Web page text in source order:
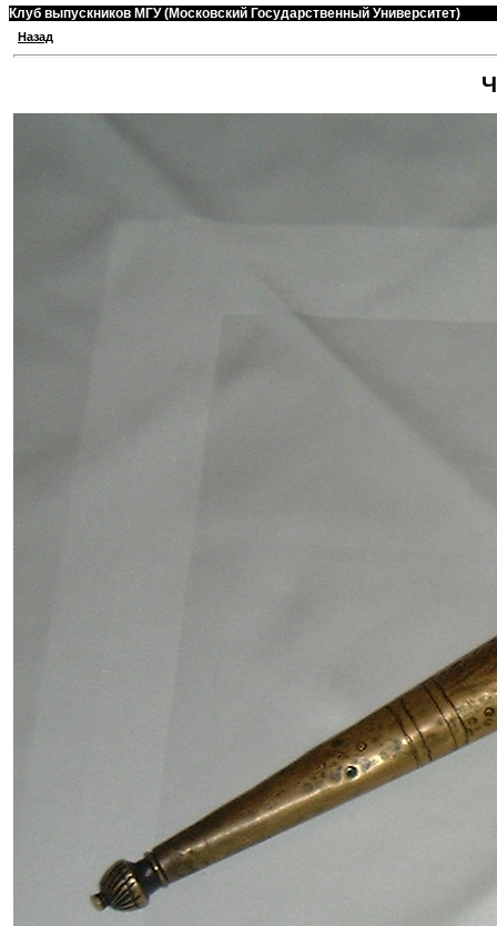
Клуб выпускников МГУ (Московский Государственный Университет)
Назад